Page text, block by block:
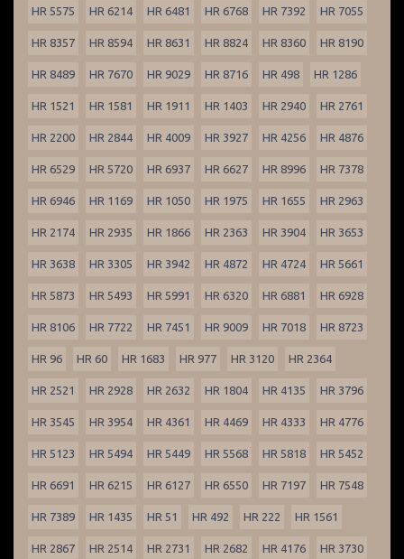
HR 5575 HR 6214 HR 6481 HR 6768 HR 7392 HR 7055
HR 8357 HR 8594 HR 8631 HR 8824 HR 8360 HR 8190
HR 8489 HR 7670 HR 9029 HR 8716 HR 498 HR 1286
HR 1521 HR 1581 HR 1911 HR 1403 HR 2940 HR 2761
HR 2200 HR 2844 HR 4009 HR 3927 HR 4256 HR 4876
HR 6529 HR 5720 HR 6937 HR 6627 HR 8996 HR 7378
HR 6946 HR 1169 HR 1050 HR 1975 HR 1655 HR 2963
HR 2174 HR 2935 HR 1866 HR 2363 HR 3904 HR 3653
HR 3638 HR 3305 HR 3942 HR 4872 HR 4724 HR 5661
HR 5873 HR 5493 HR 5991 HR 6320 HR 6881 HR 6928
HR 8106 HR 7722 HR 7451 HR 9009 HR 7018 HR 8723
HR 96 HR 60 HR 1683 HR 977 HR 3120 HR 2364
HR 2521 HR 2928 HR 2632 HR 1804 HR 4135 HR 3796
HR 3545 HR 3954 HR 4361 HR 4469 HR 4333 HR 4776
HR 5123 HR 5494 HR 5449 HR 5568 HR 5818 HR 5452
HR 6691 HR 6215 HR 6127 HR 6550 HR 7197 HR 7548
HR 7389 HR 1435 HR 51 HR 492 HR 222 HR 1561
HR 2867 HR 2514 HR 2731 HR 2682 HR 4176 HR 3730